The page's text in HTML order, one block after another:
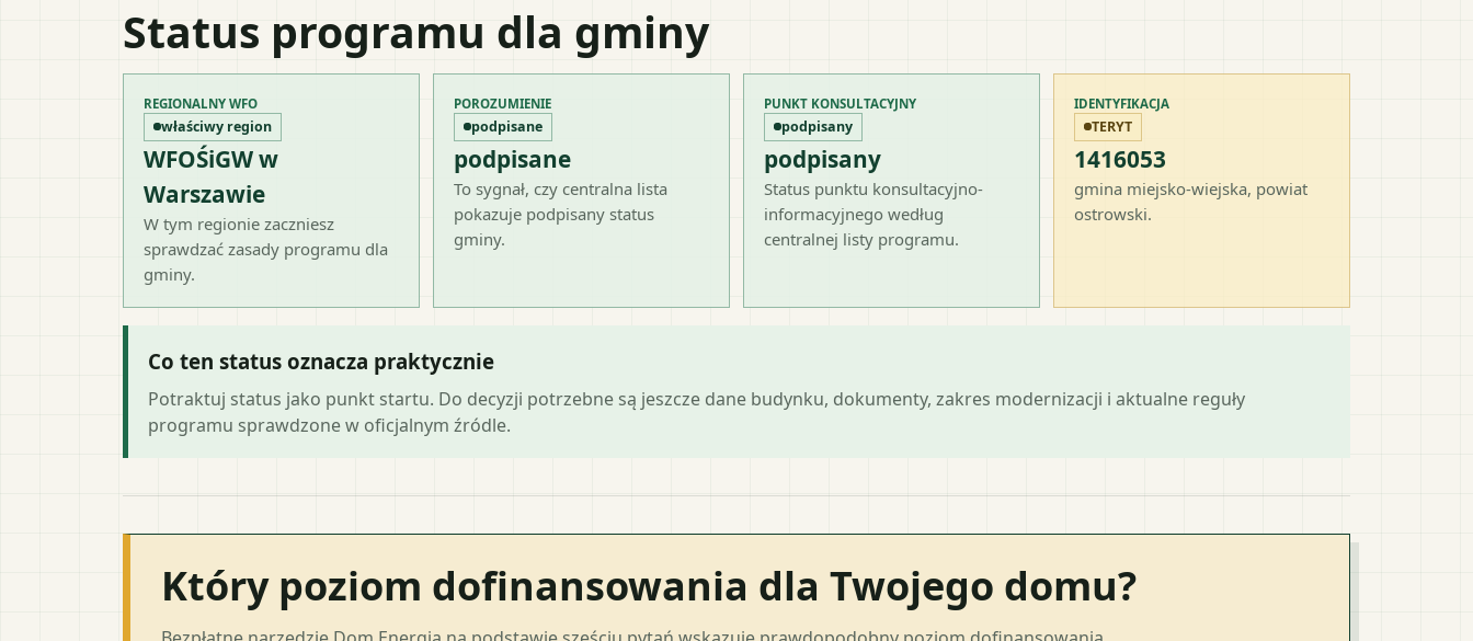
Status programu dla gminy
REGIONALNY WFO
właściwy region
WFOŚiGW w
Warszawie
W tym regionie zaczniesz
sprawdzać zasady programu dla
gminy.
POROZUMIENIE
podpisane
podpisane
To sygnał, czy centralna lista
pokazuje podpisany status
gminy.
PUNKT KONSULTACYJNY
podpisany
podpisany
Status punktu konsultacyjno-
informacyjnego według
centralnej listy programu.
IDENTYFIKACJA
TERYT
1416053
gmina miejsko-wiejska, powiat
ostrowski.
Co ten status oznacza praktycznie
Potraktuj status jako punkt startu. Do decyzji potrzebne są jeszcze dane budynku, dokumenty, zakres modernizacji i aktualne reguły
programu sprawdzone w oficjalnym źródle.
Który poziom dofinansowania dla Twojego domu?